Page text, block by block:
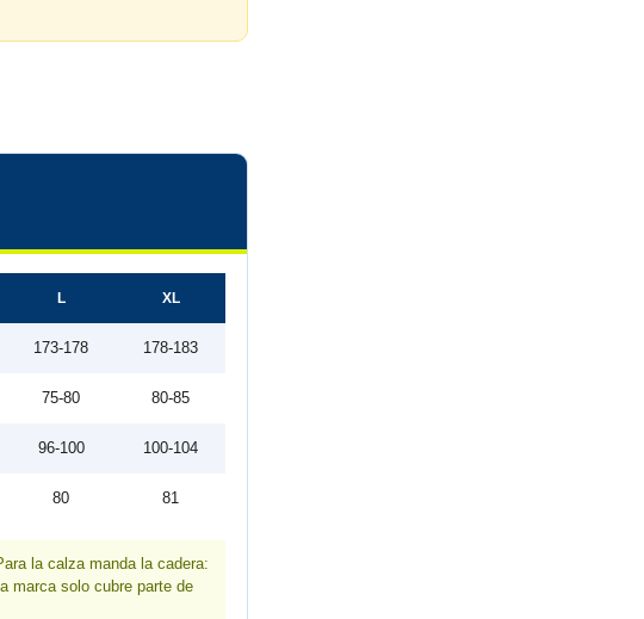
L XL
173-178 178-183
75-80 80-85
96-100 100-104
80 81
la calza manda la cadera:
marca solo cubre parte de